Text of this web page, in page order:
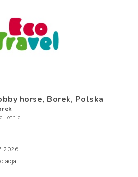
horse, Borek, Polska
Letnie